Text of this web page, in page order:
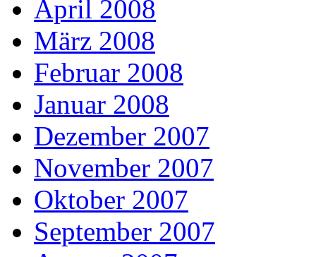
April 2008
März 2008
Februar 2008
Januar 2008
Dezember 2007
November 2007
Oktober 2007
September 2007